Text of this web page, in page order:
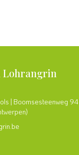
Lohrangrin
| Boomsesteenweg 94